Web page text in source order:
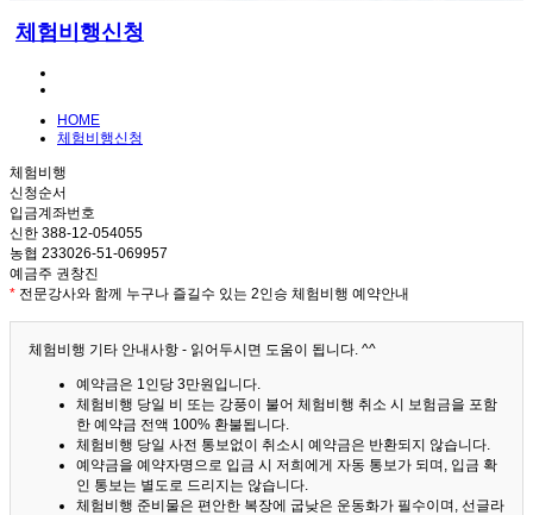
체험비행신청
HOME
체험비행신청
체험비행
신청순서
입금계좌번호
신한 388-12-054055
농협 233026-51-069957
예금주 권창진
* 전문강사와 함께 누구나 즐길수 있는 2인승 체험비행 예약안내
체험비행 기타 안내사항 - 읽어두시면 도움이 됩니다. ^^
예약금은 1인당 3만원입니다.
체험비행 당일 비 또는 강풍이 불어 체험비행 취소 시 보험금을 포함
한 예약금 전액 100% 환불됩니다.
체험비행 당일 사전 통보없이 취소시 예약금은 반환되지 않습니다.
예약금을 예약자명으로 입금 시 저희에게 자동 통보가 되며, 입금 확
인 통보는 별도로 드리지는 않습니다.
체험비행 준비물은 편안한 복장에 굽낮은 운동화가 필수이며, 선글라